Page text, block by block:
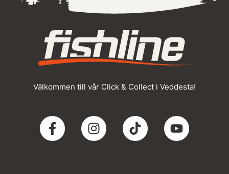
Välkommen till vår Click & Collect i Veddesta!